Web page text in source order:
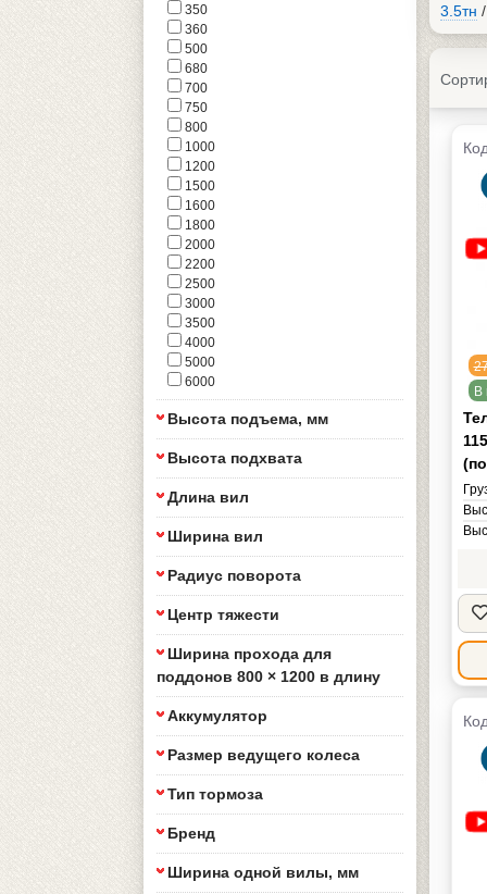
350
360
500
680
700
750
800
1000
1200
1500
1600
1800
2000
2200
2500
3000
3500
4000
5000
6000
Высота подъема, мм
Высота подхвата
Длина вил
Ширина вил
Радиус поворота
Центр тяжести
Ширина прохода для
поддонов 800 × 1200 в длину
Аккумулятор
Размер ведущего колеса
Тип тормоза
Бренд
Ширина одной вилы, мм
3.5тн /
В